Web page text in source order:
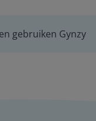
gebruiken Gynzy